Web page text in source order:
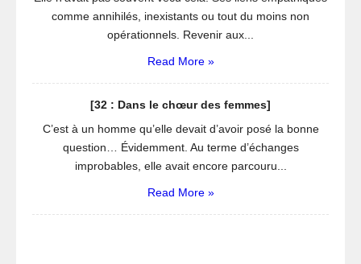
comme annihilés, inexistants ou tout du moins non
opérationnels. Revenir aux...
Read More »
[32 : Dans le chœur des femmes]
C’est à un homme qu’elle devait d’avoir posé la bonne
question… Évidemment. Au terme d’échanges
improbables, elle avait encore parcouru...
Read More »